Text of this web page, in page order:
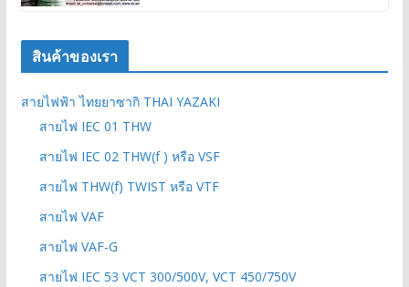
สินค้าของเรา
สายไฟฟ้า ไทยยาซากิ THAI YAZAKI
สายไฟ IEC 01 THW
สายไฟ IEC 02 THW(f ) หรือ VSF
สายไฟ THW(f) TWIST หรือ VTF
สายไฟ VAF
สายไฟ VAF-G
สายไฟ IEC 53 VCT 300/500V, VCT 450/750V